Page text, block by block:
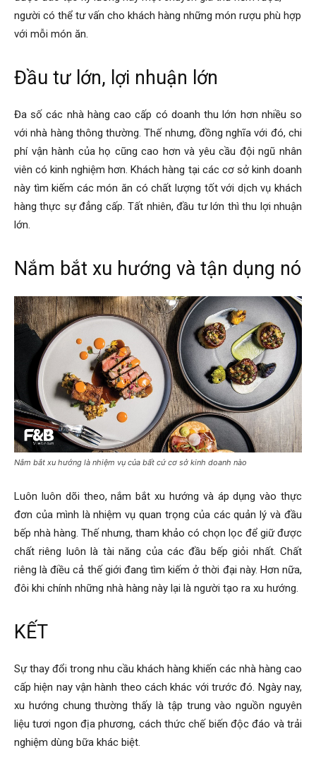
người có thể tư vấn cho khách hàng những món rượu phù hợp
với mỗi món ăn.
Đầu tư lớn, lợi nhuận lớn
Đa số các nhà hàng cao cấp có doanh thu lớn hơn nhiều so
với nhà hàng thông thường. Thế nhưng, đồng nghĩa với đó, chi
phí vận hành của họ cũng cao hơn và yêu cầu đội ngũ nhân
viên có kinh nghiệm hơn. Khách hàng tại các cơ sở kinh doanh
này tìm kiếm các món ăn có chất lượng tốt với dịch vụ khách
hàng thực sự đẳng cấp. Tất nhiên, đầu tư lớn thì thu lợi nhuận
lớn.
Nắm bắt xu hướng và tận dụng nó
Nắm bắt xu hướng là nhiệm vụ của bất cứ cơ sở kinh doanh nào
Luôn luôn dõi theo, nắm bắt xu hướng và áp dụng vào thực
đơn của mình là nhiệm vụ quan trọng của các quản lý và đầu
bếp nhà hàng. Thế nhưng, tham khảo có chọn lọc để giữ được
chất riêng luôn là tài năng của các đầu bếp giỏi nhất. Chất
riêng là điều cả thế giới đang tìm kiếm ở thời đại này. Hơn nữa,
đôi khi chính những nhà hàng này lại là người tạo ra xu hướng.
KẾT
Sự thay đổi trong nhu cầu khách hàng khiến các nhà hàng cao
cấp hiện nay vận hành theo cách khác với trước đó. Ngày nay,
xu hướng chung thường thấy là tập trung vào nguồn nguyên
liệu tươi ngon địa phương, cách thức chế biến độc đáo và trải
nghiệm dùng bữa khác biệt.